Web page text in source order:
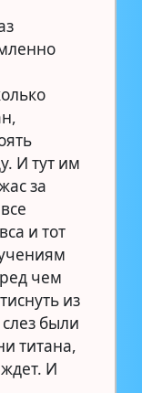
И тут им
за
и тот
чем
из
были
титана,
И